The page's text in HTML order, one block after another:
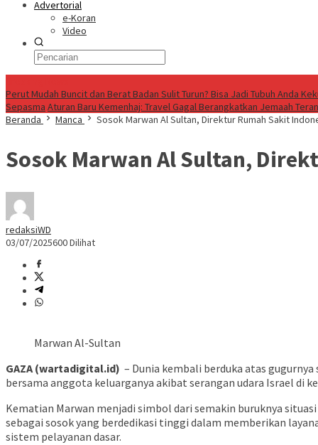
Advertorial
e-Koran
Video
Perut Mudah Buncit dan Berat Badan Sulit Turun? Bisa Jadi Tubuh Anda
Sepasma Aturan Baru Kemenhaj: Travel Gagal Berangkatkan Jemaah
Beranda
Manca Sosok Marwan Al Sultan, Direktur Rumah Sakit
Sosok Marwan Al Sultan,
redaksiWD
03/07/2025600 Dilihat
Marwan Al-Sultan
GAZA (wartadigital.id) – Dunia kembali berduka atas
bersama anggota keluarganya akibat serangan udara Israel di
Kematian Marwan menjadi simbol dari semakin buruknya
sebagai sosok yang berdedikasi tinggi dalam memberikan
sistem pelayanan dasar.